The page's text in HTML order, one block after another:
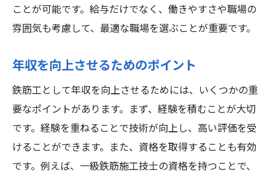
ことが可能です。給与だけでなく、働きやすさや職場の
雰囲気も考慮して、最適な職場を選ぶことが重要です。
年収を向上させるためのポイント
鉄筋工として年収を向上させるためには、いくつかの重
要なポイントがあります。まず、経験を積むことが大切
です。経験を重ねることで技術が向上し、高い評価を受
けることができます。また、資格を取得することも有効
です。例えば、一級鉄筋施工技士の資格を持つことで、